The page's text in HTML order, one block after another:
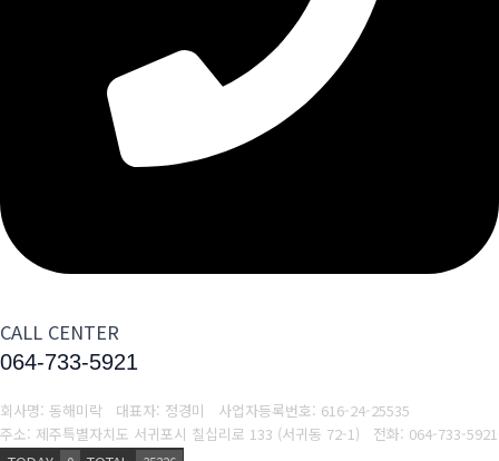
CALL CENTER
064-733-5921
회사명: 동해미락 대표자: 정경미 사업자등록번호: 616-24-25535
주소: 제주특별자치도 서귀포시 칠십리로 133 (서귀동 72-1) 전화: 064-733-5921